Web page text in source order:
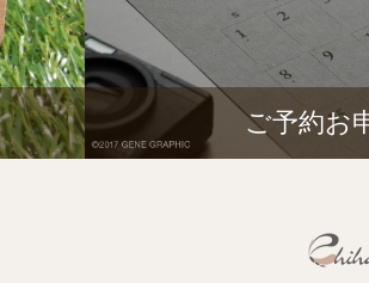
ご予約お